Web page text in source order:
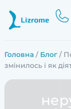
Головна/ Блог/
змінилось і як